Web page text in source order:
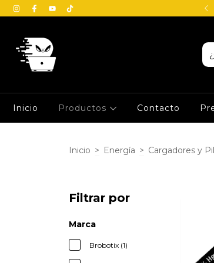
en Veracruz - Boca del Río
Inicio Productos Contacto
Inicio > Energía > Cargadores y
Filtrar por
Marca
Brobotix (1)